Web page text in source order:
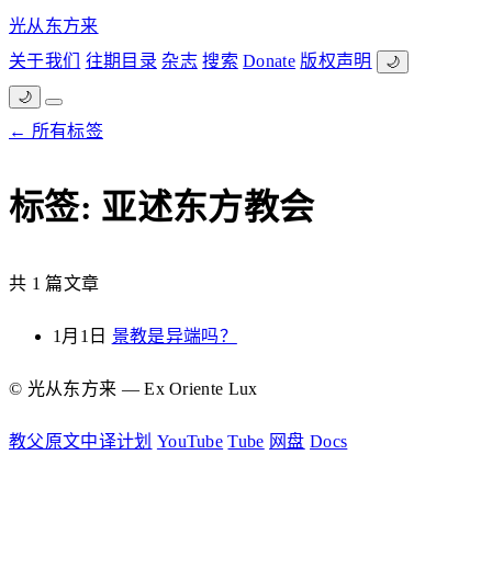
光从东方来
关于我们
往期目录 杂志 搜索 Donate 版权声明 🌙
🌙
← 所有标签
标签: 亚述东方教会
共 1 篇文章
1月1日 景教是异端吗？
© 光从东方来 — Ex Oriente Lux
教父原文中译计划 YouTube Tube 网盘 Docs